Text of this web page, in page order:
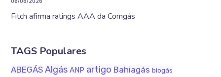
Fitch afirma ratings AAA da Comgás
TAGS Populares
ABEGÁS Algás ANP artigo Bahiagás biogás